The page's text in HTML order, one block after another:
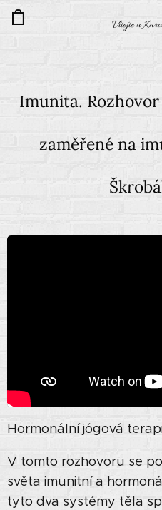
Vítejte u
Imunita.
zaměřené na
Hormonální jógová
V tomto rozhovoru se
světa imunitní a
tyto dva systémy těla